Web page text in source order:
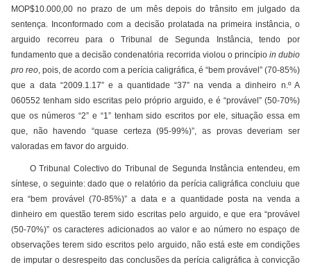
MOP$10.000,00 no prazo de um mês depois do trânsito em julgado da
sentença. Inconformado com a decisão prolatada na primeira instância, o
arguido recorreu para o Tribunal de Segunda Instância, tendo por
fundamento que a decisão condenatória recorrida violou o princípio in dubio
pro reo, pois, de acordo com a perícia caligráfica, é “bem provável” (70-85%)
que a data “2009.1.17” e a quantidade “37” na venda a dinheiro n.º A
060552 tenham sido escritas pelo próprio arguido, e é “provável” (50-70%)
que os números “2” e “1” tenham sido escritos por ele, situação essa em
que, não havendo “quase certeza (95-99%)”, as provas deveriam ser
valoradas em favor do arguido.
O Tribunal Colectivo do Tribunal de Segunda Instância entendeu, em
síntese, o seguinte: dado que o relatório da perícia caligráfica concluiu que
era “bem provável (70-85%)” a data e a quantidade posta na venda a
dinheiro em questão terem sido escritas pelo arguido, e que era “provável
(50-70%)” os caracteres adicionados ao valor e ao número no espaço de
observações terem sido escritos pelo arguido, não está este em condições
de imputar o desrespeito das conclusões da perícia caligráfica à convicção